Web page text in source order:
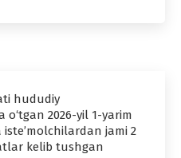
hududiy
o‘tgan 2026-yil 1-yarim
jami 2
kelib tushgan